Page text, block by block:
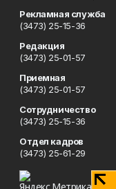
Рекламная служба
(3473) 25-15-36
Редакция
(3473) 25-01-57
Приемная
(3473) 25-01-57
Сотрудничество
(3473) 25-15-36
Отдел кадров
(3473) 25-61-29